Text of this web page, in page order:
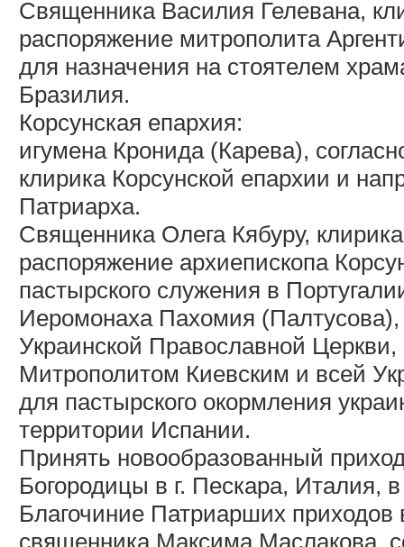
Священника Василия Гелевана,
распоряжение митрополита
для назначения на стоятелем
Бразилия.
Корсунская епархия:
игумена Кронида (Карева),
клирика Корсунской епархии и
Патриарха.
Священника Олега Кябуру,
распоряжение архиепископа
пастырского служения в
Иеромонаха Пахомия
Украинской Православной
Митрополитом Киевским и всей
для пастырского окормления
территории Испании.
Принять новообразованный
Богородицы в г. Пескара, Италия,
Благочиние Патриарших
священника Максима Маслакова,